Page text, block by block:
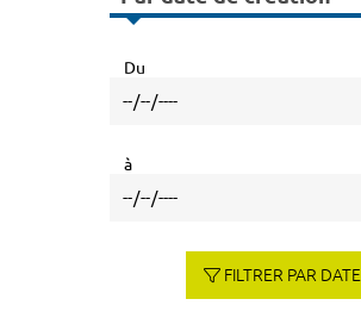
Du
à
FILTRER PAR DATE